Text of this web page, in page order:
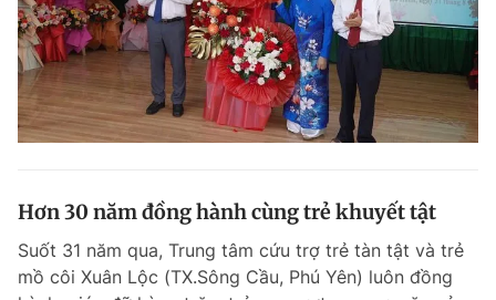
Hơn 30 năm đồng hành cùng trẻ khuyết tật
Suốt 31 năm qua, Trung tâm cứu trợ trẻ tàn tật và trẻ
mồ côi Xuân Lộc (TX.Sông Cầu, Phú Yên) luôn đồng